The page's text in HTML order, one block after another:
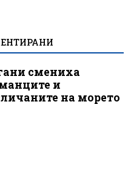
смениха
и
на морето